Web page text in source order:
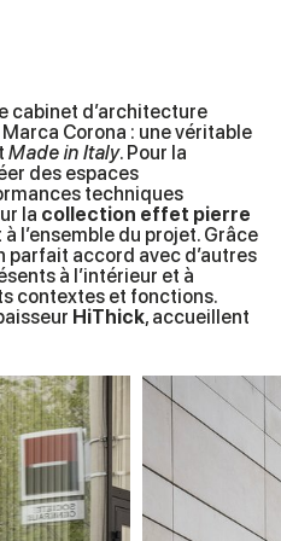
cabinet d’architecture
Corona : une véritable
Made in Italy. Pour la
des espaces
techniques
la collection effet pierre
l’ensemble du projet. Grâce
parfait accord avec d’autres
à l’intérieur et à
contextes et fonctions.
HiThick, accueillent